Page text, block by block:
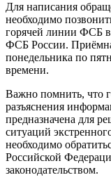
Для написания
необходимо
горячей линии ФСБ
ФСБ России.
понедельника по
времени.
Важно помнить, что
разъяснения
предназначена для
ситуаций
необходимо
Российской
законодательством.